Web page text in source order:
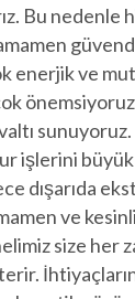
Bu nedenle
enerjik ve
işlerini
dışarıda
ve
size her